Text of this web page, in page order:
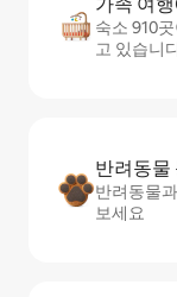
숙소 910
고 있습니
반려동물
반려동물
보세요